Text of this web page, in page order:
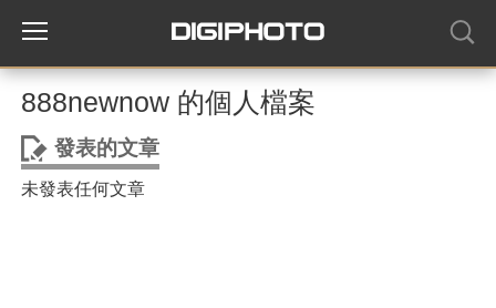
888newnow 的個人檔案
發表的文章
未發表任何文章